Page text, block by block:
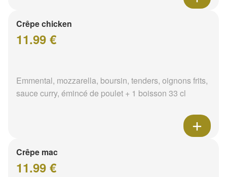
Crêpe chicken
11.99 €
Emmental, mozzarella, boursin, tenders, oignons frits,
sauce curry, émincé de poulet + 1 boisson 33 cl
Crêpe mac
11.99 €